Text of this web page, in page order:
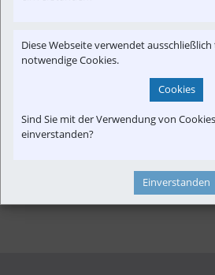
Verkehrspolitik
Diese Webseite verwendet
notwendige Cookies.
Cookies
Sind Sie mit der Verwendung von Cookies
einverstanden?
Einverstanden